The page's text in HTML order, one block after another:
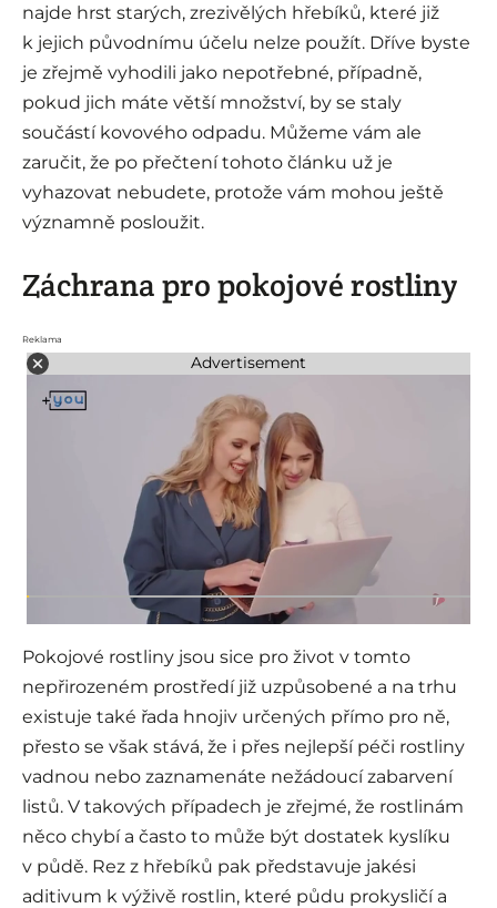
najde hrst starých, zrezivělých hřebíků, které již
k jejich původnímu účelu nelze použít. Dříve byste
je zřejmě vyhodili jako nepotřebné, případně,
pokud jich máte větší množství, by se staly
součástí kovového odpadu. Můžeme vám ale
zaručit, že po přečtení tohoto článku už je
vyhazovat nebudete, protože vám mohou ještě
významně posloužit.
Záchrana pro pokojové rostliny
Reklama
Advertisement
Pokojové rostliny jsou sice pro život v tomto
nepřirozeném prostředí již uzpůsobené a na trhu
existuje také řada hnojiv určených přímo pro ně,
přesto se však stává, že i přes nejlepší péči rostliny
vadnou nebo zaznamenáte nežádoucí zabarvení
listů. V takových případech je zřejmé, že rostlinám
něco chybí a často to může být dostatek kyslíku
v půdě. Rez z hřebíků pak představuje jakési
aditivum k výživě rostlin, které půdu prokysličí a